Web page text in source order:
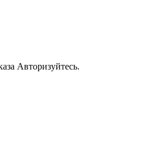
Авторизуйтесь.